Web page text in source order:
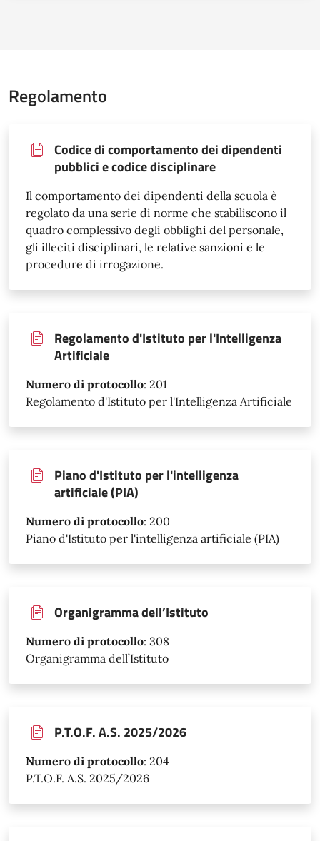
Regolamento
Codice di comportamento dei dipendenti
pubblici e codice disciplinare
Il comportamento dei dipendenti della scuola è
regolato da una serie di norme che stabiliscono il
quadro complessivo degli obblighi del personale,
gli illeciti disciplinari, le relative sanzioni e le
procedure di irrogazione.
Regolamento d'Istituto per l'Intelligenza
Artificiale
Numero di protocollo: 201
Regolamento d'Istituto per l'Intelligenza Artificiale
Piano d'Istituto per l'intelligenza
artificiale (PIA)
Numero di protocollo: 200
Piano d'Istituto per l'intelligenza artificiale (PIA)
Organigramma dell’Istituto
Numero di protocollo: 308
Organigramma dell’Istituto
P.T.O.F. A.S. 2025/2026
Numero di protocollo: 204
P.T.O.F. A.S. 2025/2026